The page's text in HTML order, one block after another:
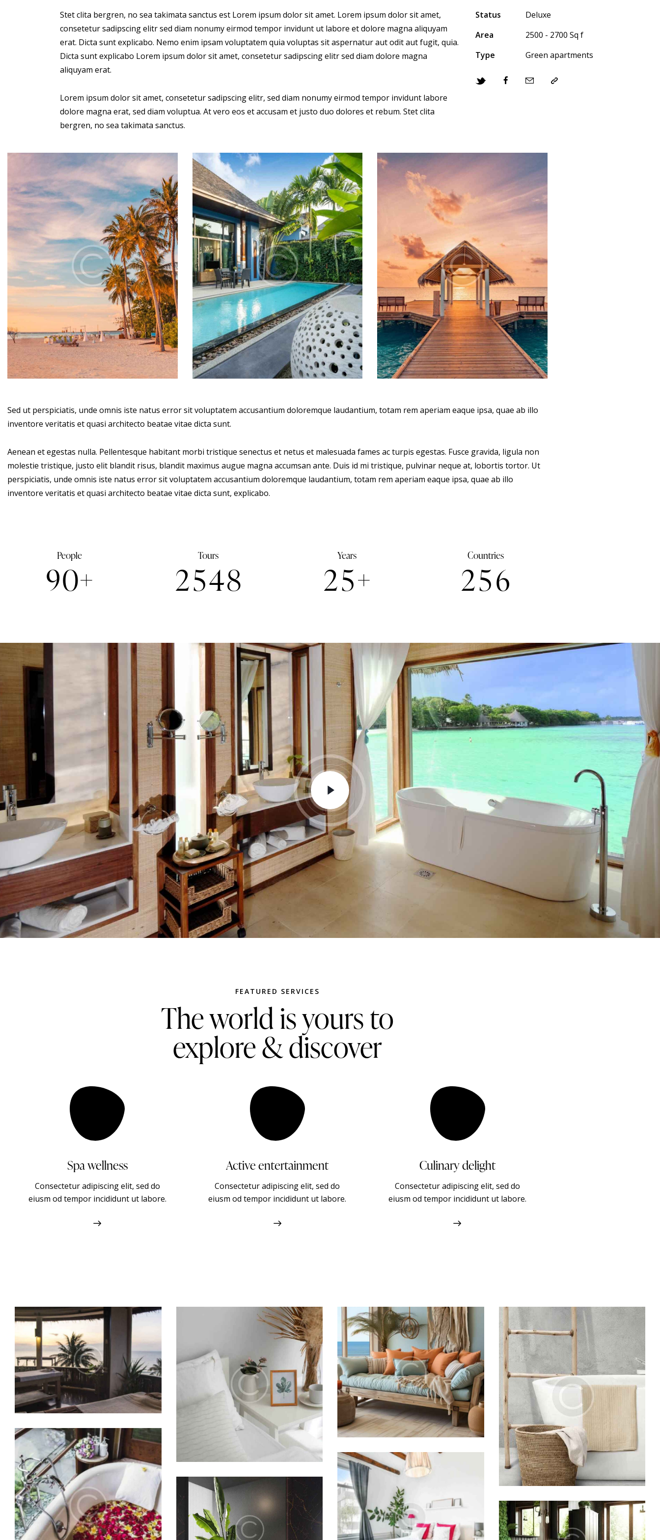
Stet clita bergren, no sea takimata sanctus est Lorem ipsum dolor sit amet. Lorem ipsum dolor sit amet,
consetetur sadipscing elitr sed diam nonumy eirmod tempor invidunt ut labore et dolore magna aliquyam
erat. Dicta sunt explicabo. Nemo enim ipsam voluptatem quia voluptas sit aspernatur aut odit aut fugit, quia.
Dicta sunt explicabo Lorem ipsum dolor sit amet, consetetur sadipscing elitr sed diam dolore magna
aliquyam erat.
Lorem ipsum dolor sit amet, consetetur sadipscing elitr, sed diam nonumy eirmod tempor invidunt labore
dolore magna erat, sed diam voluptua. At vero eos et accusam et justo duo dolores et rebum. Stet clita
bergren, no sea takimata sanctus.
Status
Deluxe
Area
2500 - 2700 Sq f
Type
Green apartments
Sed ut perspiciatis, unde omnis iste natus error sit voluptatem accusantium doloremque laudantium, totam rem aperiam eaque ipsa, quae ab illo
inventore veritatis et quasi architecto beatae vitae dicta sunt.
Aenean et egestas nulla. Pellentesque habitant morbi tristique senectus et netus et malesuada fames ac turpis egestas. Fusce gravida, ligula non
molestie tristique, justo elit blandit risus, blandit maximus augue magna accumsan ante. Duis id mi tristique, pulvinar neque at, lobortis tortor. Ut
perspiciatis, unde omnis iste natus error sit voluptatem accusantium doloremque laudantium, totam rem aperiam eaque ipsa, quae ab illo
inventore veritatis et quasi architecto beatae vitae dicta sunt, explicabo.
People
90+
Tours
2548
Years
25+
Countries
256
FEATURED SERVICES
The world is yours to
explore & discover
Active entertainment
Consectetur adipiscing elit, sed do
eiusm od tempor incididunt ut labore.
Culinary delight
Consectetur adipiscing elit, sed do
eiusm od tempor incididunt ut labore.
Infinity edge pool
Consectetur adipiscing elit, sed do
eiusm od tempor incididunt ut labore.
Four seasons
Hotels
Hilton Bali resort
Hotels
Secret bay
Hotels
Luxor resort & spa
Cleopatra luxury
Hotels
Rixos seagate
Hotels
Royal beach
Hotels